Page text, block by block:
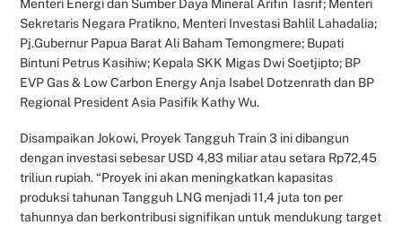
Menteri Energi dan Sumber Daya Mineral Arifin Tasrif; Menteri
Sekretaris Negara Pratikno, Menteri Investasi Bahlil Lahadalia;
Pj.Gubernur Papua Barat Ali Baham Temongmere; Bupati
Bintuni Petrus Kasihiw; Kepala SKK Migas Dwi Soetjipto; BP
EVP Gas & Low Carbon Energy Anja Isabel Dotzenrath dan BP
Regional President Asia Pasifik Kathy Wu.
Disampaikan Jokowi, Proyek Tangguh Train 3 ini dibangun
dengan investasi sebesar USD 4,83 miliar atau setara Rp72,45
triliun rupiah. “Proyek ini akan meningkatkan kapasitas
produksi tahunan Tangguh LNG menjadi 11,4 juta ton per
tahunnya dan berkontribusi signifikan untuk mendukung target